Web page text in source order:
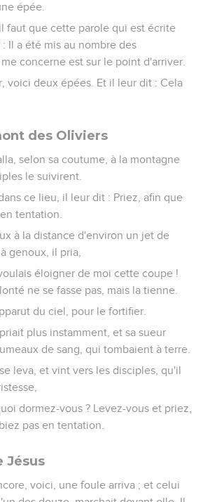
épée.
faut que cette parole qui est écrite
Il a été mis au nombre des
concerne est sur le point d'arriver.
voici deux épées. Et il leur dit : Cela
des Oliviers
selon sa coutume, à la montagne
le suivirent.
ce lieu, il leur dit : Priez, afin que
tentation.
à la distance d'environ un jet de
genoux, il pria,
éloigner de moi cette coupe !
ne se fasse pas, mais la tienne.
du ciel, pour le fortifier.
plus instamment, et sa sueur
de sang, qui tombaient à terre.
leva, et vint vers les disciples, qu'il
dormez-vous ? Levez-vous et priez,
pas en tentation.
Jésus
voici, une foule arriva ; et celui